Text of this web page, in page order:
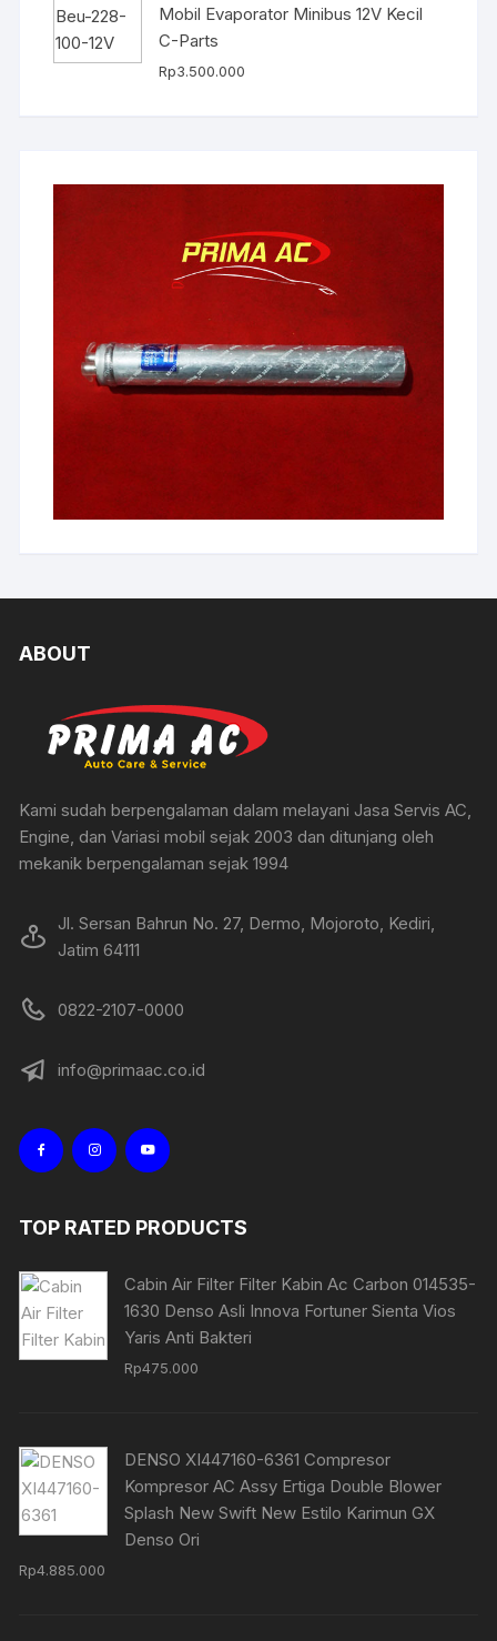
Mobil Evaporator Minibus 12V Kecil
C-Parts
Rp3.500.000
ABOUT
Kami sudah berpengalaman dalam melayani Jasa Servis AC,
Engine, dan Variasi mobil sejak 2003 dan ditunjang oleh
mekanik berpengalaman sejak 1994
Jl. Sersan Bahrun No. 27, Dermo, Mojoroto, Kediri,
Jatim 64111
0822-2107-0000
info@primaac.co.id
TOP RATED PRODUCTS
Cabin Air Filter Filter Kabin Ac Carbon 014535-
1630 Denso Asli Innova Fortuner Sienta Vios
Yaris Anti Bakteri
Rp475.000
DENSO XI447160-6361 Compresor
Kompresor AC Assy Ertiga Double Blower
Splash New Swift New Estilo Karimun GX
Denso Ori
Rp4.885.000